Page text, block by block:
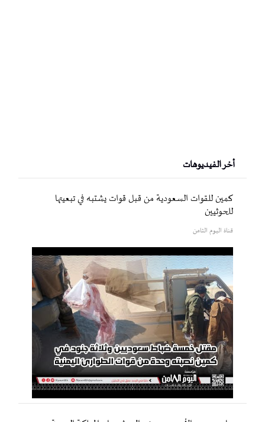
أخر الفيديوهات
كمين للقوات السعودية من قبل قوات يشتبه في تبعيتها
للحوثيين
قناة اليوم الثامن